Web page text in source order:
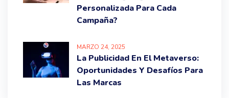
Personalizada Para Cada
Campaña?
MARZO 24, 2025
La Publicidad En El Metaverso:
Oportunidades Y Desafíos Para
Las Marcas